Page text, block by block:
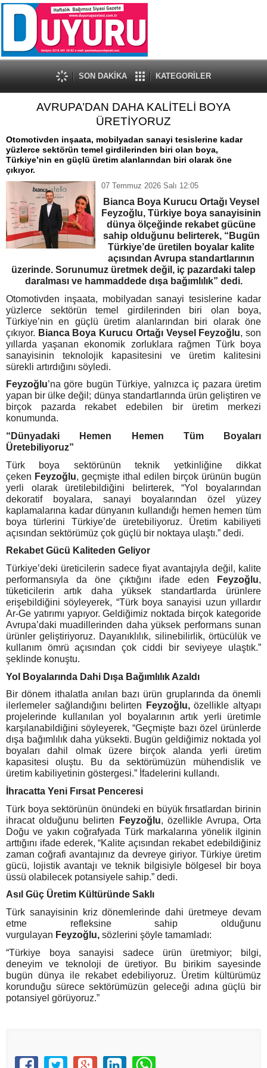
SON DAKİKA KATEGORİLER
AVRUPA’DAN DAHA KALİTELİ BOYA
ÜRETİYORUZ
Otomotivden inşaata, mobilyadan sanayi tesislerine kadar
yüzlerce sektörün temel girdilerinden biri olan boya,
Türkiye’nin en güçlü üretim alanlarından biri olarak öne
çıkıyor.
07 Temmuz 2026 Salı 12:05
Bianca Boya Kurucu Ortağı Veysel
Feyzoğlu, Türkiye boya sanayisinin
dünya ölçeğinde rekabet gücüne
sahip olduğunu belirterek, “Bugün
Türkiye’de üretilen boyalar kalite
açısından Avrupa standartlarının
üzerinde. Sorunumuz üretmek değil, iç pazardaki talep
daralması ve hammaddede dışa bağımlılık” dedi.
Otomotivden inşaata, mobilyadan sanayi tesislerine kadar
yüzlerce sektörün temel girdilerinden biri olan boya,
Türkiye’nin en güçlü üretim alanlarından biri olarak öne
çıkıyor. Bianca Boya Kurucu Ortağı Veysel Feyzoğlu, son
yıllarda yaşanan ekonomik zorluklara rağmen Türk boya
sanayisinin teknolojik kapasitesini ve üretim kalitesini
sürekli artırdığını söyledi.
Feyzoğlu’na göre bugün Türkiye, yalnızca iç pazara üretim
yapan bir ülke değil; dünya standartlarında ürün geliştiren ve
birçok pazarda rekabet edebilen bir üretim merkezi
konumunda.
“Dünyadaki Hemen Hemen Tüm Boyaları
Üretebiliyoruz”
Türk boya sektörünün teknik yetkinliğine dikkat
çeken Feyzoğlu, geçmişte ithal edilen birçok ürünün bugün
yerli olarak üretilebildiğini belirterek, “Yol boyalarından
dekoratif boyalara, sanayi boyalarından özel yüzey
kaplamalarına kadar dünyanın kullandığı hemen hemen tüm
boya türlerini Türkiye’de üretebiliyoruz. Üretim kabiliyeti
açısından sektörümüz çok güçlü bir noktaya ulaştı.” dedi.
Rekabet Gücü Kaliteden Geliyor
Türkiye’deki üreticilerin sadece fiyat avantajıyla değil, kalite
performansıyla da öne çıktığını ifade eden
Feyzoğlu,
tüketicilerin artık daha yüksek standartlarda ürünlere
erişebildiğini söyleyerek, “Türk boya sanayisi uzun yıllardır
Ar-Ge yatırımı yapıyor. Geldiğimiz noktada birçok kategoride
Avrupa’daki muadillerinden daha yüksek performans sunan
ürünler geliştiriyoruz. Dayanıklılık, silinebilirlik, örtücülük ve
kullanım ömrü açısından çok ciddi bir seviyeye ulaştık.”
şeklinde konuştu.
Yol Boyalarında Dahi Dışa Bağımlılık Azaldı
Bir dönem ithalatla anılan bazı ürün gruplarında da önemli
ilerlemeler sağlandığını belirten
Feyzoğlu,özellikle altyapı
projelerinde kullanılan yol boyalarının artık yerli üretimle
karşılanabildiğini söyleyerek, “Geçmişte bazı özel ürünlerde
dışa bağımlılık daha yüksekti. Bugün geldiğimiz noktada yol
boyaları dahil olmak üzere birçok alanda yerli üretim
kapasitesi oluştu. Bu da sektörümüzün mühendislik ve
üretim kabiliyetinin göstergesi.” İfadelerini kullandı.
İhracatta Yeni Fırsat Penceresi
Türk boya sektörünün önündeki en büyük fırsatlardan birinin
ihracat olduğunu belirten
Feyzoğlu, özellikle Avrupa, Orta
Doğu ve yakın coğrafyada Türk markalarına yönelik ilginin
arttığını ifade ederek, “Kalite açısından rekabet edebildiğiniz
zaman coğrafi avantajınız da devreye giriyor. Türkiye üretim
gücü, lojistik avantajı ve teknik bilgisiyle bölgesel bir boya
üssü olabilecek potansiyele sahip.” dedi.
Asıl Güç Üretim Kültüründe Saklı
Türk sanayisinin kriz dönemlerinde dahi üretmeye devam
etme refleksine sahip olduğunu
vurgulayan Feyzoğlu, sözlerini şöyle tamamladı:
“Türkiye boya sanayisi sadece ürün üretmiyor; bilgi,
deneyim ve teknoloji de üretiyor. Bu birikim sayesinde
bugün dünya ile rekabet edebiliyoruz. Üretim kültürümüz
korunduğu sürece sektörümüzün geleceği adına güçlü bir
potansiyel görüyoruz.”